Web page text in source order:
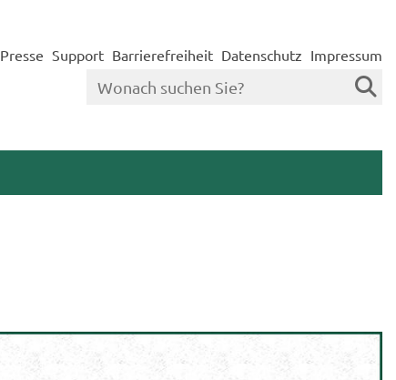
Presse Support Barrierefreiheit Datenschutz Impressum